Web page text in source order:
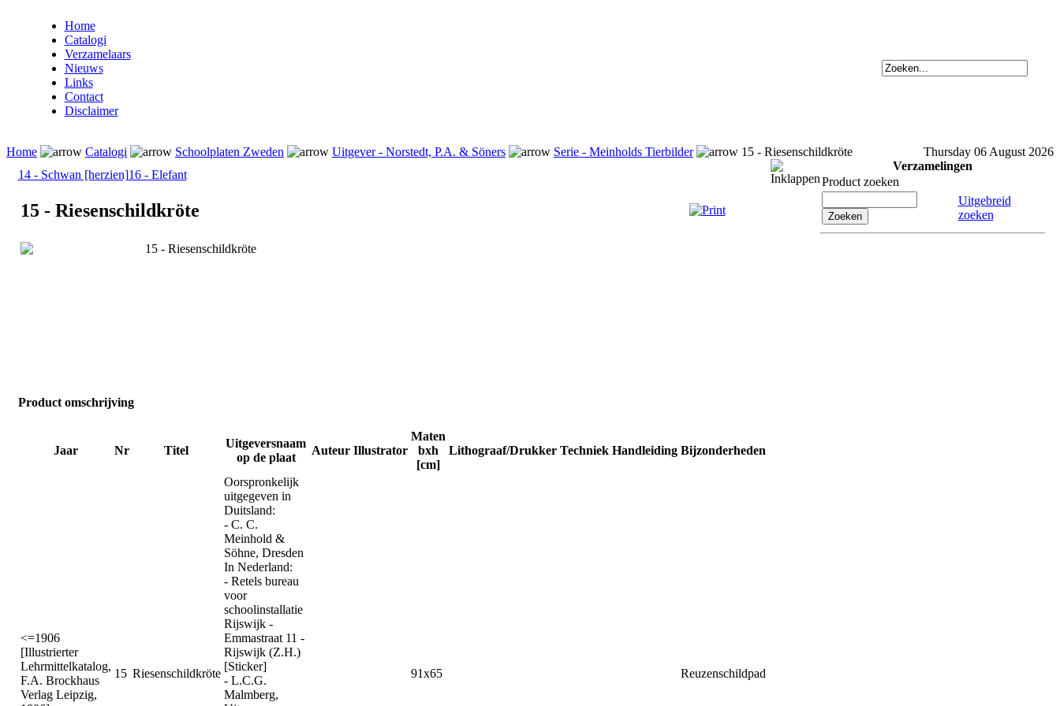
Home
Catalogi
Verzamelaars
Nieuws
Links
Contact
Disclaimer
Home Catalogi Schoolplaten Zweden Uitgever - Norstedt, P.A. & Söners Serie - Meinholds Tierbilder 15 - Riesenschildkröte
Thursday 06 August 2026
14 - Schwan [herzien]16 - Elefant
15 - Riesenschildkröte
15 - Riesenschildkröte
Product omschrijving
Jaar Nr Titel
Uitgeversnaam
op de plaat
Auteur Illustrator
Maten
bxh
[cm]
Lithograaf/Drukker Techniek Handleiding Bijzonderheden
<=1906
[Illustrierter
Lehrmittelkatalog,
F.A. Brockhaus
Verlag Leipzig,
15 Riesenschildkröte
Oorspronkelijk
uitgegeven in
Duitsland:
- C. C.
Meinhold &
Söhne, Dresden
In Nederland:
- Retels bureau
voor
schoolinstallatie
Rijswijk -
Emmastraat 11 -
Rijswijk (Z.H.)
[Sticker]
- L.C.G.
Malmberg,
91x65 Reuzenschildpad
Verzamelingen
Product zoeken
Uitgebreid
zoeken